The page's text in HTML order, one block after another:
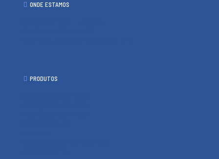
ONDE ESTAMOS
PRODUTOS